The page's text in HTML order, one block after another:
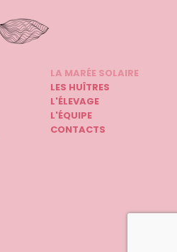
LA MARÉE SOLAIRE
LES HUÎTRES
L'ÉLEVAGE
L'ÉQUIPE
CONTACTS